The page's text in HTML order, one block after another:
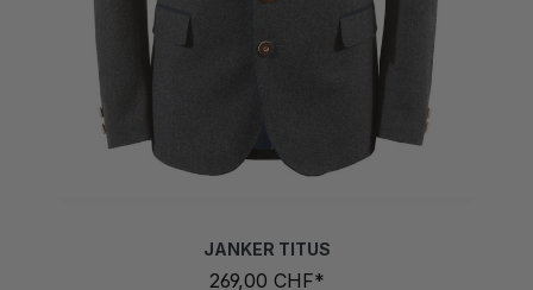
269,00 CHF*